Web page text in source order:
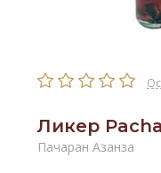
Ликер
Пачаран Азанза